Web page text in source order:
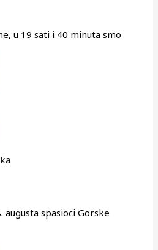
u 19 sati i 40 minuta smo
augusta spasioci Gorske